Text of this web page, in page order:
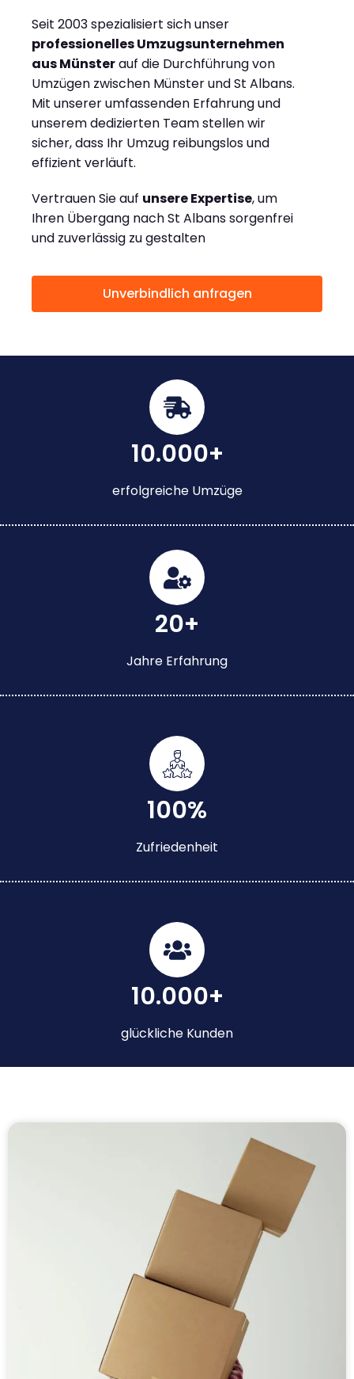
Seit 2003 spezialisiert sich unser
professionelles Umzugsunternehmen
aus Münsterauf die Durchführung von
Umzügen zwischen Münster und St Albans.
Mit unserer umfassenden Erfahrung und
unserem dedizierten Team stellen wir
sicher, dass Ihr Umzug reibungslos und
effizient verläuft.
Vertrauen Sie auf unsere Expertise, um
Ihren Übergang nach St Albans sorgenfrei
und zuverlässig zu gestalten
Unverbindlich anfragen
10.000+
erfolgreiche Umzüge
20+
Jahre Erfahrung
100%
Zufriedenheit
10.000+
glückliche Kunden